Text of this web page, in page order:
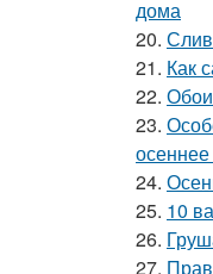
дома
20.
21. Как
22.
23.
24.
25. 10
26.
27.